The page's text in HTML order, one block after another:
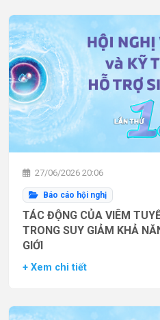
27/06/2026 20:06
Báo cáo hội nghị
TÁC ĐỘNG CỦA VIÊM
TRONG SUY GIẢM KHẢ
GIỚI
+ Xem chi tiết